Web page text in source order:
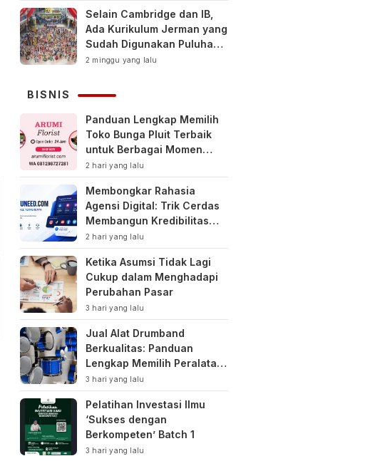
Selain Cambridge dan IB,
Ada Kurikulum Jerman yang
Sudah Digunakan Puluhan
Tahun di Indonesia
2 minggu yang lalu
BISNIS
Panduan Lengkap Memilih
Toko Bunga Pluit Terbaik
untuk Berbagai Momen
Spesial
2 hari yang lalu
Membongkar Rahasia
Agensi Digital: Trik Cerdas
Membangun Kredibilitas
Toko Online Baru
2 hari yang lalu
Ketika Asumsi Tidak Lagi
Cukup dalam Menghadapi
Perubahan Pasar
3 hari yang lalu
Jual Alat Drumband
Berkualitas: Panduan
Lengkap Memilih Peralatan
Drumband Terbaik untuk
Sekolah, Instansi, dan
Komunitas
3 hari yang lalu
Pelatihan Investasi Ilmu
‘Sukses dengan
Berkompeten’ Batch 1
3 hari yang lalu